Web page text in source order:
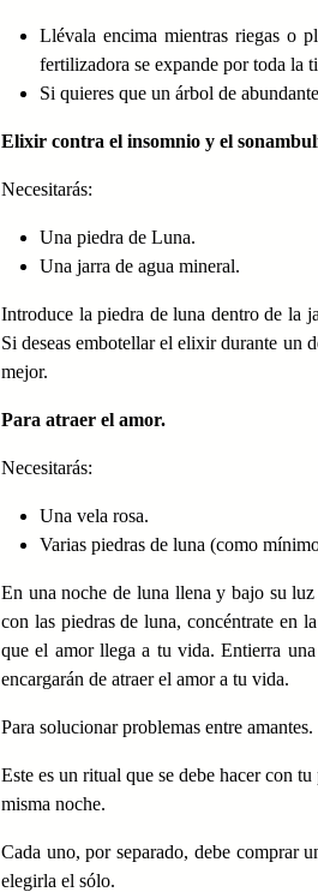
Llévala encima mientras riegas o
fertilizadora se expande por toda la
Si quieres que un árbol de
Elixir contra el insomnio y el
Necesitarás:
Una piedra de Luna.
Una jarra de agua mineral.
Introduce la piedra de luna dentro de la
Si deseas embotellar el elixir durante un
mejor.
Para atraer el amor.
Necesitarás:
Una vela rosa.
Varias piedras de luna (como
En una noche de luna llena y bajo su
con las piedras de luna, concéntrate en
que el amor llega a tu vida. Entierra
encargarán de atraer el amor a tu vida.
Para solucionar problemas entre amantes.
Este es un ritual que se debe hacer con
misma noche.
Cada uno, por separado, debe comprar
elegirla el sólo.